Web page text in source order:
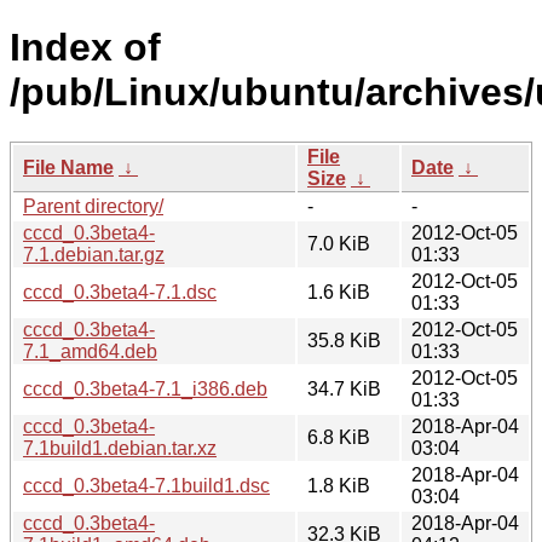
Index of
/pub/Linux/ubuntu/
File Name ↓
File
Size ↓
Date ↓
Parent directory/
-
-
cccd_0.3beta4-
7.1.debian.tar.gz
7.0 KiB
2012-Oct-05
01:33
cccd_0.3beta4-7.1.dsc
1.6 KiB
2012-Oct-05
01:33
cccd_0.3beta4-
7.1_amd64.deb
35.8 KiB
2012-Oct-05
01:33
cccd_0.3beta4-7.1_i386.deb
34.7 KiB
2012-Oct-05
01:33
cccd_0.3beta4-
7.1build1.debian.tar.xz
6.8 KiB
2018-Apr-04
03:04
cccd_0.3beta4-7.1build1.dsc
1.8 KiB
2018-Apr-04
03:04
cccd_0.3beta4-
32.3 KiB
2018-Apr-04